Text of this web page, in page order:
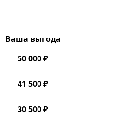
Ваша выгода
50 000 ₽
41 500 ₽
30 500 ₽